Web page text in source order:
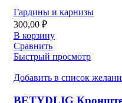
Гардины и карнизы
300,00 ₽
В корзину
Сравнить
Быстрый просмотр
Добавить в список
BETYDLIG